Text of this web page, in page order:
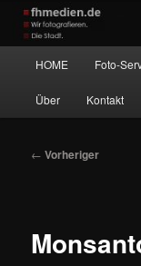
Zum
primären
Inhalt
springen
Wir fotografieren die
HOME Foto-
Über Kontakt
Beitragsnavigation
← Vorheriger